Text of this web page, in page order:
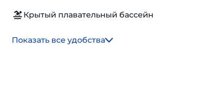
Крытый плавательный бассейн
Показать все удобства